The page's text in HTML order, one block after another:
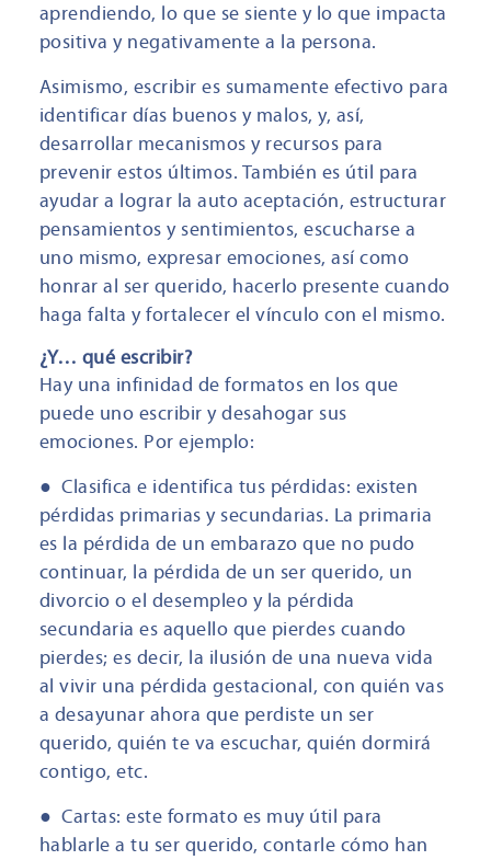
aprendiendo, lo que se siente y lo que impacta
positiva y negativamente a la persona.
Asimismo, escribir es sumamente efectivo para
identificar días buenos y malos, y, así,
desarrollar mecanismos y recursos para
prevenir estos últimos. También es útil para
ayudar a lograr la auto aceptación, estructurar
pensamientos y sentimientos, escucharse a
uno mismo, expresar emociones, así como
honrar al ser querido, hacerlo presente cuando
haga falta y fortalecer el vínculo con el mismo.
¿Y… qué escribir?
Hay una infinidad de formatos en los que
puede uno escribir y desahogar sus
emociones. Por ejemplo:
● Clasifica e identifica tus pérdidas: existen
pérdidas primarias y secundarias. La primaria
es la pérdida de un embarazo que no pudo
continuar, la pérdida de un ser querido, un
divorcio o el desempleo y la pérdida
secundaria es aquello que pierdes cuando
pierdes; es decir, la ilusión de una nueva vida
al vivir una pérdida gestacional, con quién vas
a desayunar ahora que perdiste un ser
querido, quién te va escuchar, quién dormirá
contigo, etc.
● Cartas: este formato es muy útil para
hablarle a tu ser querido, contarle cómo han